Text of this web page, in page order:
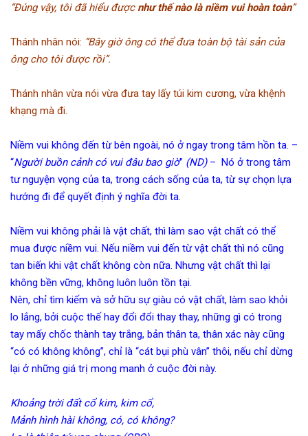
“Đúng vậy, tôi đã hiểu được như thế nào là niềm vui hoàn toàn”
Thánh nhân nói: “Bây giờ ông có thể đưa toàn bộ tài sản của
ông cho tôi được rồi”.
Thánh nhân vừa nói vừa đưa tay lấy túi kim cương, vừa khệnh
khạng mà đi.
Niềm vui không đến từ bên ngoài, nó ở ngay trong tâm hồn ta. –
“Người buồn cảnh có vui đâu bao giờ” (ND)– Nó ở trong tâm
tư nguyện vọng của ta, trong cách sống của ta, từ sự chọn lựa
hướng đi để quyết định ý nghĩa đời ta.
Niềm vui không phải là vật chất, thì làm sao vật chất có thể
mua được niềm vui. Nếu niềm vui đến từ vật chất thì nó cũng
tan biến khi vật chất không còn nữa. Nhưng vật chất thì lại
không bền vững, không luôn luôn tồn tại.
Nên, chỉ tìm kiếm và sở hữu sự giàu có vật chất, làm sao khỏi
lo lắng, bởi cuộc thế hay đổi đổi thay thay, những gì có trong
tay mấy chốc thành tay trắng, bản thân ta, thân xác này cũng
“có có không không”, chỉ là “cát bụi phù vân” thôi, nếu chỉ dừng
lại ở những giá trị mong manh ở cuộc đời này.
Khoảng trời đất cổ kim, kim cổ,
Mảnh hình hài không, có, có không?